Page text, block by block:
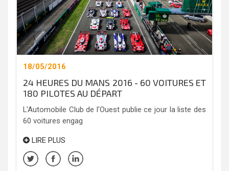
18/05/2016
24 HEURES DU MANS 2016 - 60 VOITURES ET
180 PILOTES AU DÉPART
L'Automobile Club de l'Ouest publie ce jour la liste des
60 voitures engag
LIRE PLUS